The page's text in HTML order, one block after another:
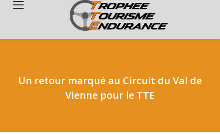
Un retour marqué au Circuit du Val de
Vienne pour le TTE